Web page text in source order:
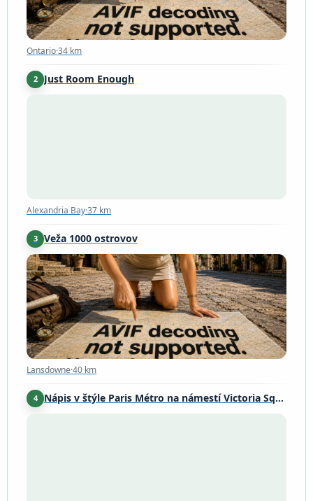
Ontario·34 km
2 Just Room Enough
Alexandria Bay·37 km
3 Veža 1000 ostrovov
Lansdowne·40 km
Lansdowne·40 km
4 Nápis v štýle Paris Métro na námestí Victoria Square